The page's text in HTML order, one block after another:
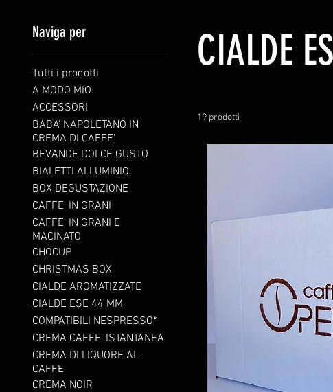
Naviga per
Tutti i prodotti
A MODO MIO
ACCESSORI
BABA' NAPOLETANO IN
CREMA DI CAFFE'
BEVANDE DOLCE GUSTO
BIALETTI ALLUMINIO
BOX DEGUSTAZIONE
CAFFE' IN GRANI
CAFFE' IN GRANI E
MACINATO
CHOCUP
CHRISTMAS BOX
CIALDE AROMATIZZATE
CIALDE ESE 44 MM
COMPATIBILI NESPRESSO*
CREMA CAFFE' ISTANTANEA
CREMA DI LIQUORE AL
CAFFE'
CREMA NOIR
CIALDE
19 prodotti